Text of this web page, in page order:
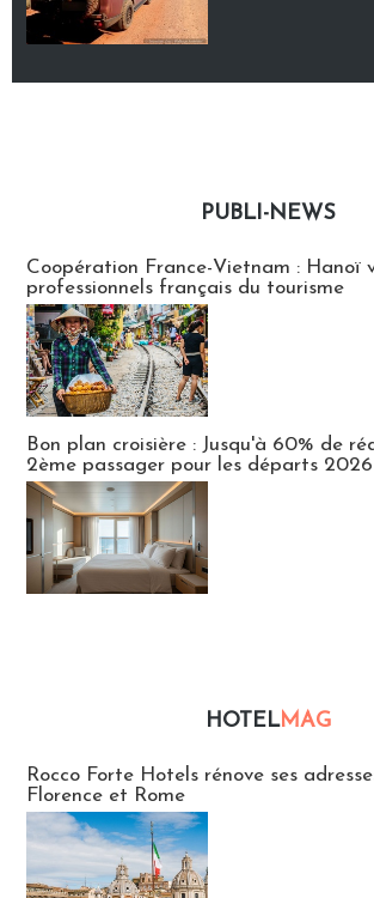
PUBLI-NEWS
Coopération France-Vietnam : Hanoï
professionnels français du tourisme
Bon plan croisière : Jusqu'à 60% de
2ème passager pour les départs
HOTELMAG
Rocco Forte Hotels rénove ses
Florence et Rome